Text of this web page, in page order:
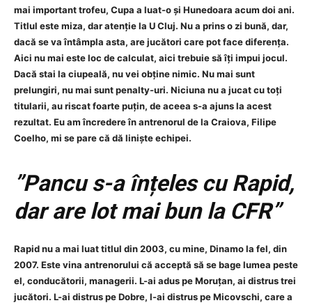
mai important trofeu, Cupa a luat-o și Hunedoara acum doi ani.
Titlul este miza, dar atenție la U Cluj. Nu a prins o zi bună, dar,
dacă se va întâmpla asta, are jucători care pot face diferența.
Aici nu mai este loc de calculat, aici trebuie să îți impui jocul.
Dacă stai la ciupeală, nu vei obține nimic. Nu mai sunt
prelungiri, nu mai sunt penalty-uri. Niciuna nu a jucat cu toți
titularii, au riscat foarte puțin, de aceea s-a ajuns la acest
rezultat. Eu am încredere în antrenorul de la Craiova, Filipe
Coelho, mi se pare că dă liniște echipei.
”Pancu s-a înțeles cu Rapid,
dar are lot mai bun la CFR”
Rapid nu a mai luat titlul din 2003, cu mine, Dinamo la fel, din
2007. Este vina antrenorului că acceptă să se bage lumea peste
el, conducătorii, managerii. L-ai adus pe Moruțan, ai distrus trei
jucători. L-ai distrus pe Dobre, l-ai distrus pe Micovschi, care a